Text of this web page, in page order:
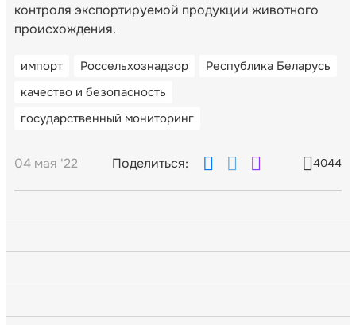
контроля экспортируемой продукции животного
происхождения.
импорт Россельхознадзор
Республика Беларусь
качество и безопасность
государственный мониторинг
04 мая '22 Поделиться: 4044